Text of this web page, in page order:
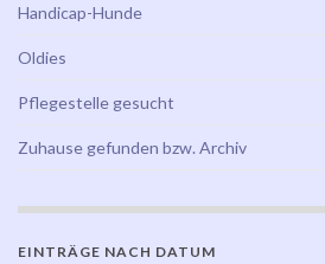
Handicap-Hunde
Oldies
Pflegestelle gesucht
Zuhause gefunden bzw. Archiv
EINTRÄGE NACH DATUM